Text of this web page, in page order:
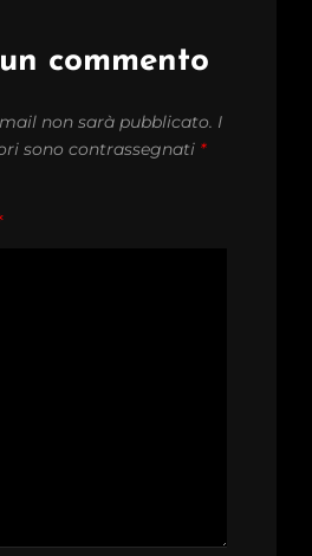
commento
non sarà pubblicato. I
sono contrassegnati *